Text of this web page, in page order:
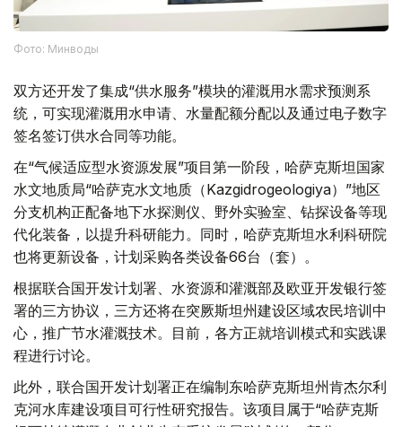
Фото: Минводы
双方还开发了集成“供水服务”模块的灌溉用水需求预测系
统，可实现灌溉用水申请、水量配额分配以及通过电子数字
签名签订供水合同等功能。
在“气候适应型水资源发展”项目第一阶段，哈萨克斯坦国家
水文地质局“哈萨克水文地质（Kazgidrogeologiya）”地区
分支机构正配备地下水探测仪、野外实验室、钻探设备等现
代化装备，以提升科研能力。同时，哈萨克斯坦水利科研院
也将更新设备，计划采购各类设备66台（套）。
根据联合国开发计划署、水资源和灌溉部及欧亚开发银行签
署的三方协议，三方还将在突厥斯坦州建设区域农民培训中
心，推广节水灌溉技术。目前，各方正就培训模式和实践课
程进行讨论。
此外，联合国开发计划署正在编制东哈萨克斯坦州肯杰尔利
克河水库建设项目可行性研究报告。该项目属于“哈萨克斯